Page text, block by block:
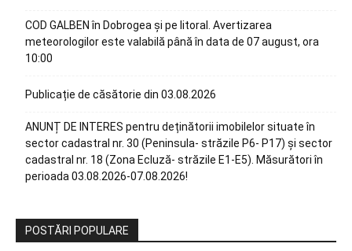
COD GALBEN în Dobrogea și pe litoral. Avertizarea
meteorologilor este valabilă până în data de 07 august, ora
10:00
Publicație de căsătorie din 03.08.2026
ANUNȚ DE INTERES pentru deținătorii imobilelor situate în
sector cadastral nr. 30 (Peninsula- străzile P6- P17) și sector
cadastral nr. 18 (Zona Ecluză- străzile E1-E5). Măsurători în
perioada 03.08.2026-07.08.2026!
POSTĂRI POPULARE